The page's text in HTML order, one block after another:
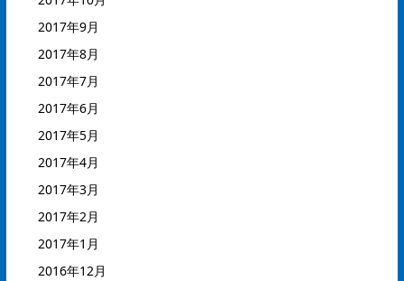
2017年9月
2017年8月
2017年7月
2017年6月
2017年5月
2017年4月
2017年3月
2017年2月
2017年1月
2016年12月